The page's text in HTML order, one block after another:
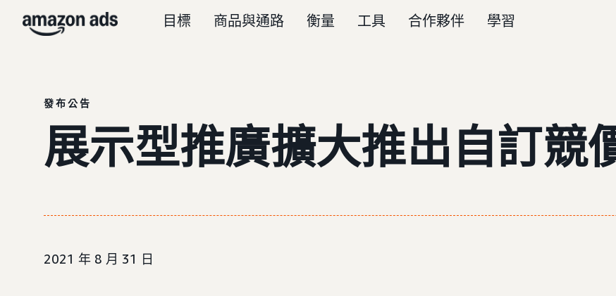
目標 商品與通路 衡量 工具 合作夥伴 學習
發布公告
展示型推廣擴大推出自訂競
2021 年 8 月 31 日